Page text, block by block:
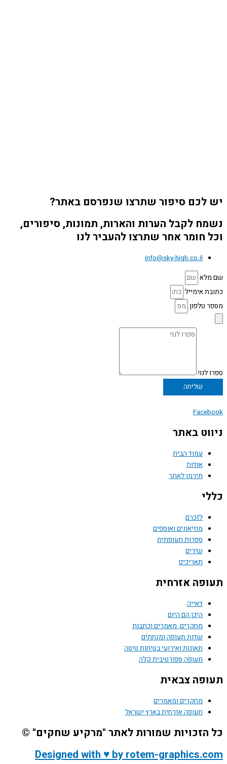
יש לכם סיפור שתרצו שנפרסם באתר?
נשמח לקבל הערות והארות, תמונות, סיפורים,
וכל חומר אחר שתרצו להעביר לנו
info@sky-high.co.il
שם מלא
כתובת אימייל
מספר טלפון
ספרו לנו!
שליחה
Facebook
ניווט באתר
עמוד הבית
אודות
תירמו לאתר
כללי
לזכרם
מוזיאונים ואוספים
ספרות תעופתית
שירים
תאריכים
תעופה אזרחית
דאייה
היכן הם היום
מחקרים, מאמרים וכתבות
שדות תעופה ומנחתים
תאונות ואירועי בטיחות טיסה
תעופה ספורטיבית קלה
תעופה צבאית
מחקרים ומאמרים
תעופה אזרחית בארץ ישראל
כל הזכויות שמורות לאתר "מרקיע שחקים" ©
Designed with ♥ by rotem-graphics.com